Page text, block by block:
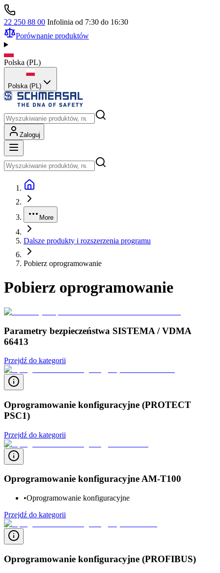
22 250 88 00 Infolinia od 7:30 do 16:30
Porównanie produktów
Polska (PL)
Polska (PL)
Zaloguj
More
Dalsze produkty i rozszerzenia programu
Pobierz oprogramowanie
Pobierz oprogramowanie
Parametry bezpieczeństwa SISTEMA / VDMA
66413
Przejdź do kategorii
Oprogramowanie konfiguracyjne (PROTECT
PSC1)
Przejdź do kategorii
Oprogramowanie konfiguracyjne AM-T100
•Oprogramowanie konfiguracyjne
Przejdź do kategorii
Oprogramowanie konfiguracyjne (PROFIBUS)